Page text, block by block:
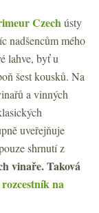
Czechústy
nadšencům mého
lahve, byť u
šest kousků. Na
a vinných
uveřejňuje
shrnutí z
vinaře. Taková
na